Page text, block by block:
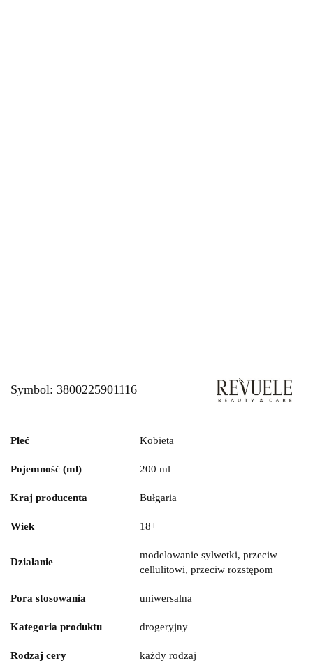
Symbol: 3800225901116
Płeć Kobieta
Pojemność (ml) 200 ml
Kraj producenta Bułgaria
Wiek 18+
Działanie
modelowanie sylwetki, przeciw
cellulitowi, przeciw rozstępom
Pora stosowania uniwersalna
Kategoria produktu drogeryjny
Rodzaj cery każdy rodzaj